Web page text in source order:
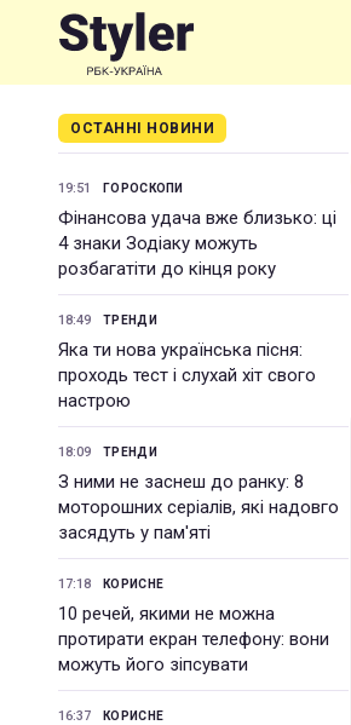
ОСТАННІ НОВИНИ
19:51 ГОРОСКОПИ
Фінансова удача вже близько: ці
4 знаки Зодіаку можуть
розбагатіти до кінця року
18:49 ТРЕНДИ
Яка ти нова українська пісня:
проходь тест і слухай хіт свого
настрою
18:09 ТРЕНДИ
З ними не заснеш до ранку: 8
моторошних серіалів, які надовго
засядуть у пам'яті
17:18 КОРИСНЕ
10 речей, якими не можна
протирати екран телефону: вони
можуть його зіпсувати
16:37 КОРИСНЕ